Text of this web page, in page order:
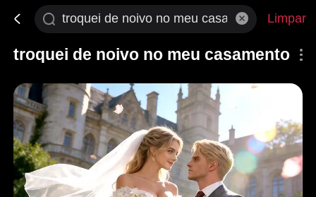
Limpar
troquei de noivo no meu casamento